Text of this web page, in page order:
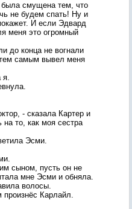
смущена тем, что
не будем спать! Ну и
И если Эдвард
меня это огромный
до конца не вогнали
самым вывел меня
я.
- сказала Картер и
то, как моя сестра
Эсми.
сыном, пусть он не
мне Эсми и обняла.
волосы.
Карлайл.